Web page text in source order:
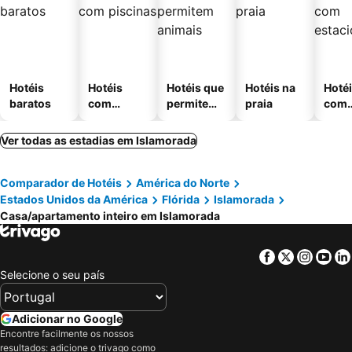
Hotéis
baratos
Hotéis
com
Hotéis que
permitem
Hotéis na
praia
com
Ver todas as estadias em Islamorada
Comparador de Hotéis
América do Norte
Estados Unidos da América
Flórida
Islamorada
Casa/apartamento inteiro em Islamorada
Facebook
Twitter
Selecione o seu país
Adicionar no Google
Encontre facilmente os nossos
resultados: adicione o trivago como